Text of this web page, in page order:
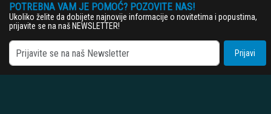
POTREBNA VAM JE POMOĆ? POZOVITE NAS!
Ukoliko želite da dobijete najnovije informacije o novitetima i popustima,
prijavite se na naš NEWSLETTER!
Prijavi